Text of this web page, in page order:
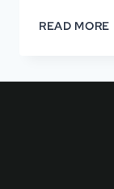
READ MORE